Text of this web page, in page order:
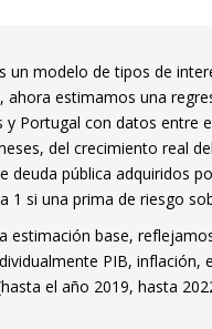
un modelo de tipos de
ahora estimamos una
y Portugal con datos entre
del crecimiento real
deuda pública adquiridos
1 si una prima de riesgo
estimación base,
PIB, inflación,
el año 2019, hasta